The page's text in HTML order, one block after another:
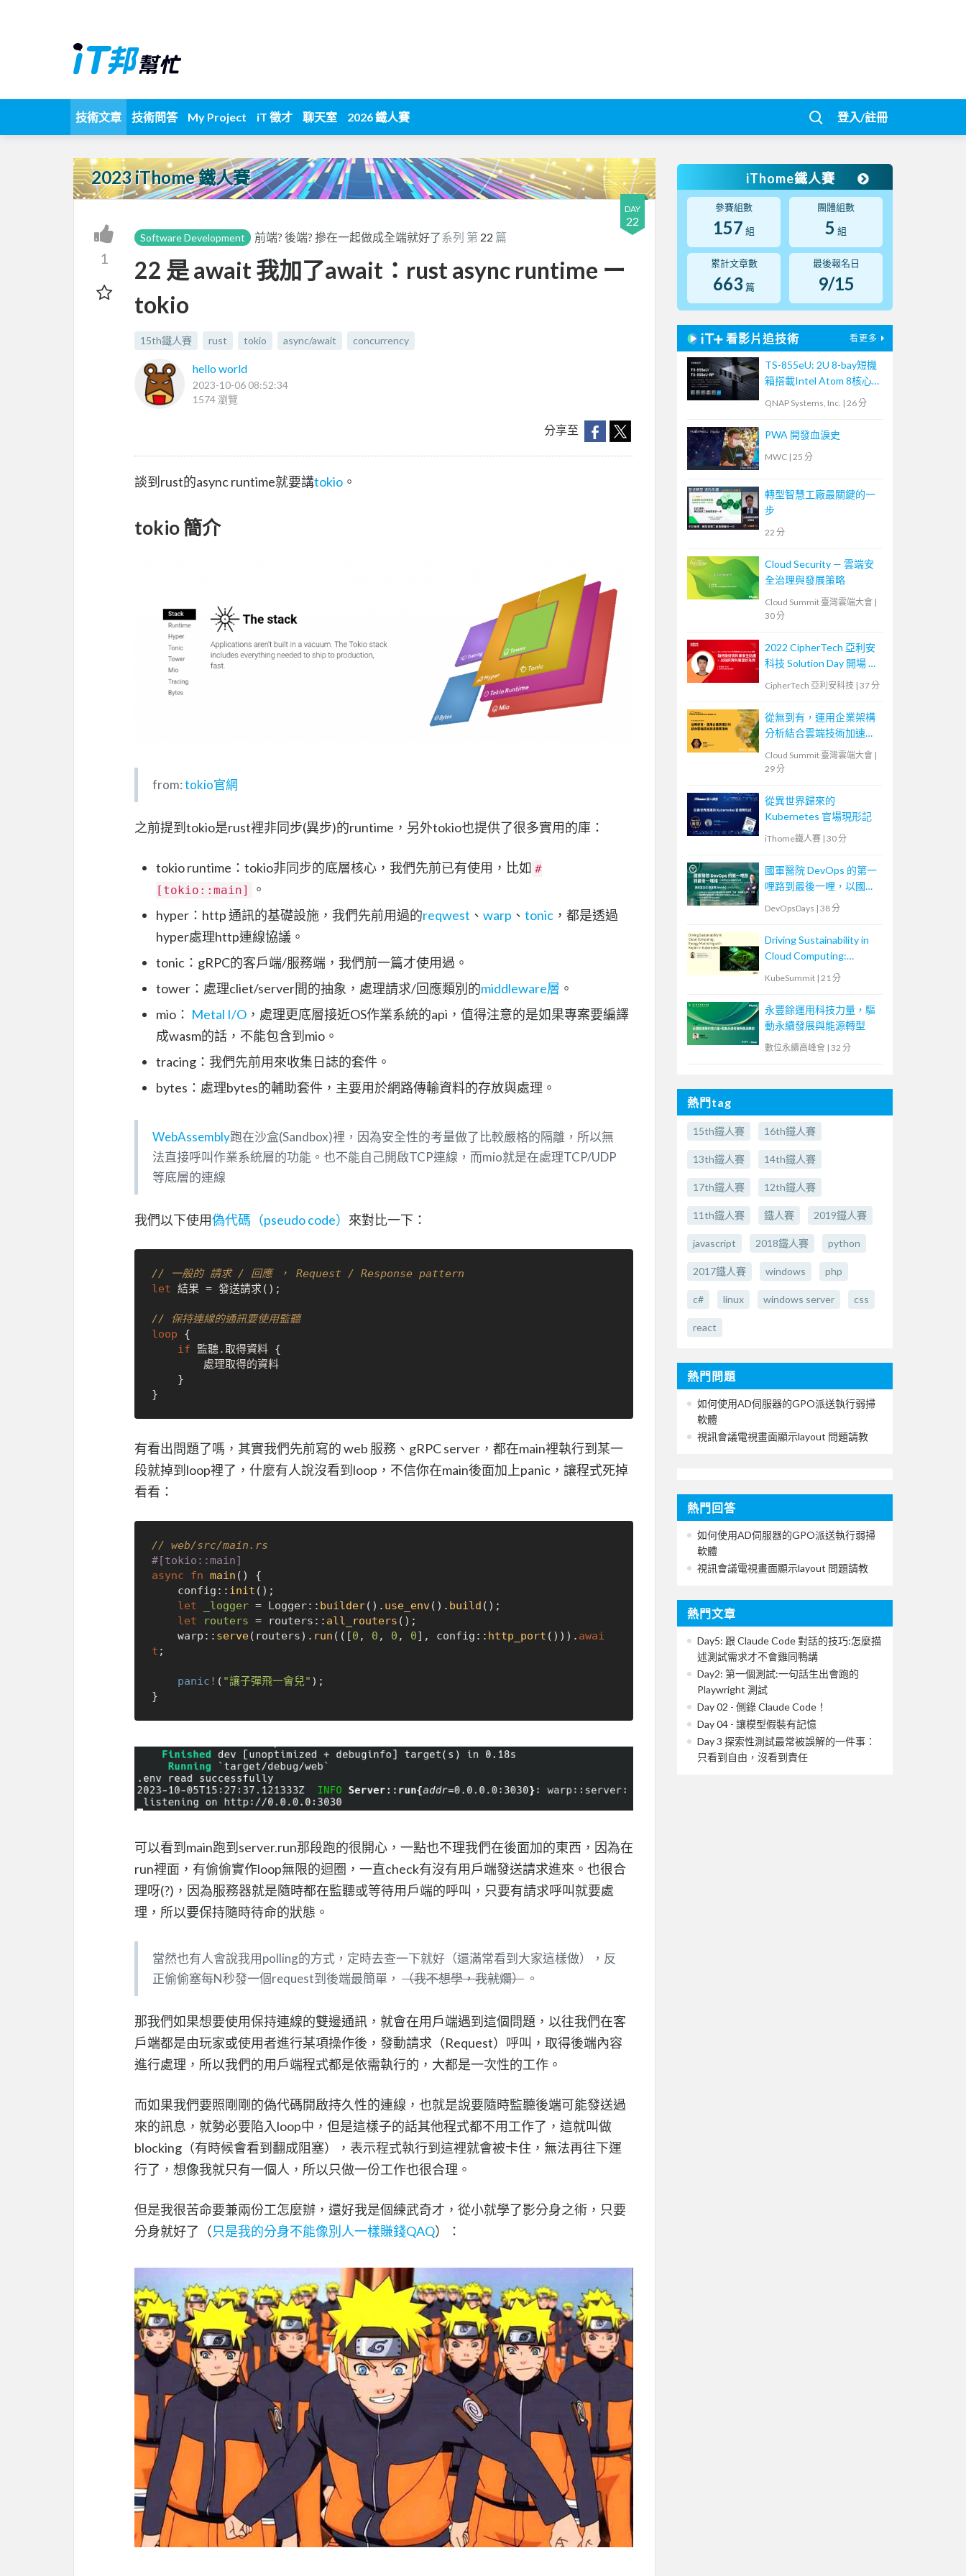
技術文章 技術問答 My Project iT 徵才 聊天室 2026 鐵人賽 登入/註冊
2023 iThome 鐵人賽
DAY
22
1
Software Development 前端? 後端? 摻在一起做成全端就好了系列 第 22 篇
22 是 await 我加了await：rust async runtime ー
tokio
15th鐵人賽 rust tokio async/await concurrency
hello world
2023-10-06 08:52:34
1574 瀏覽
分享至
談到rust的async runtime就要講tokio 。
tokio 簡介
from:tokio官網
之前提到tokio是rust裡非同步(異步)的runtime，另外tokio也提供了很多實用的庫：
tokio runtime：tokio非同步的底層核心，我們先前已有使用，比如 #
[tokio::main]
。
hyper：http 通訊的基礎設施，我們先前用過的reqwest 、 warp 、 tonic ，都是透過
hyper處理http連線協議。
tonic：gRPC的客戶端/服務端，我們前一篇才使用過。
tower：處理cliet/server間的抽象，處理請求/回應類別的middleware層 。
mio： Metal I/O ，處理更底層接近OS作業系統的api，值得注意的是如果專案要編譯
成wasm的話，不能包含到mio。
tracing：我們先前用來收集日誌的套件。
bytes：處理bytes的輔助套件，主要用於網路傳輸資料的存放與處理。
WebAssembly跑在沙盒(Sandbox)裡，因為安全性的考量做了比較嚴格的隔離，所以無
法直接呼叫作業系統層的功能。也不能自己開啟TCP連線，而mio就是在處理TCP/UDP
等底層的連線
我們以下使用偽代碼（pseudo code） 來對比一下：
// 一般的 請求 / 回應 ， Request / Response pattern
let 結果 = 發送請求();
// 保持連線的通訊要使用監聽
loop {
if 監聽.取得資料 {
有看出問題了嗎，其實我們先前寫的 web 服務、gRPC server，都在main裡執行到某一
段就掉到loop裡了，什麼有人說沒看到loop，不信你在main後面加上panic，讓程式死掉
看看：
// web/src/main.rs
#[tokio::main]
async
fn main () {
    config::
init ();
let
_logger = Logger:: builder(). use_env(). build ();
let
routers = routers:: all_routers ();
    warp::
serve(routers). run (([0 , 0 , 0 , 0], config:: http_port ())). awai
t ;
panic! ( "讓子彈飛一會兒" );
可以看到main跑到server.run那段跑的很開心，一點也不理我們在後面加的東西，因為在
run裡面，有偷偷實作loop無限的迴圈，一直check有沒有用戶端發送請求進來。也很合
理呀(?)，因為服務器就是隨時都在監聽或等待用戶端的呼叫，只要有請求呼叫就要處
理，所以要保持隨時待命的狀態。
當然也有人會說我用polling的方式，定時去查一下就好（還滿常看到大家這樣做），反
正偷偷塞每N秒發一個request到後端最簡單， （我不想學，我就爛） 。
那我們如果想要使用保持連線的雙邊通訊，就會在用戶端遇到這個問題，以往我們在客
戶端都是由玩家或使用者進行某項操作後，發動請求（Request）呼叫，取得後端內容
進行處理，所以我們的用戶端程式都是依需執行的，大都是一次性的工作。
而如果我們要照剛剛的偽代碼開啟持久性的連線，也就是說要隨時監聽後端可能發送過
來的訊息，就勢必要陷入loop中，但是這樣子的話其他程式都不用工作了，這就叫做
blocking（有時候會看到翻成阻塞），表示程式執行到這裡就會被卡住，無法再往下運
行了，想像我就只有一個人，所以只做一份工作也很合理。
但是我很苦命要兼兩份工怎麼辦，還好我是個練武奇才，從小就學了影分身之術，只要
分身就好了（只是我的分身不能像別人一樣賺錢QAQ）：
iThome鐵人賽
參賽組數
157 組
團體組數
5 組
累計文章數
663 篇
最後報名日
9/15
看影片追技術 看更多
TS-855eU: 2U 8-bay短機
箱搭載Intel Atom 8核心
NVMe SSD、PCIe Gen 3
可擴充25GbE高速網路
QNAP Systems, Inc. | 26 分
PWA 開發血淚史
MWC | 25 分
轉型智慧工廠最關鍵的一
步
22 分
Cloud Security — 雲端安
全治理與發展策略
Cloud Summit 臺灣雲端大會 |
30 分
2022 CipherTech 亞利安
科技 Solution Day 開場 &
議程 - 如何做好資料庫安
診為例
CipherTech 亞利安科技 | 37 分
從無到有，運用企業架構
分析結合雲端技術加速業
Cloud Summit 臺灣雲端大會 |
29 分
從異世界歸來的
Kubernetes 官場現形記
iThome鐵人賽 | 30 分
國軍醫院 DevOps 的第一
哩路到最後一哩，以國軍
高雄總醫院為例
DevOpsDays | 38 分
Driving Sustainability in
Cloud Computing:
Energy Monitoring with
KubeSummit | 21 分
永豐餘運用科技力量，驅
動永續發展與能源轉型
數位永續高峰會 | 32 分
熱門tag
15th鐵人賽 16th鐵人賽
13th鐵人賽 14th鐵人賽
17th鐵人賽 12th鐵人賽
11th鐵人賽 鐵人賽 2019鐵人賽
javascript 2018鐵人賽 python
2017鐵人賽 windows php
c# linux windows server css
react
熱門問題
如何使用AD伺服器的GPO派送執行弱掃
軟體
視訊會議電視畫面顯示layout 問題請教
熱門回答
如何使用AD伺服器的GPO派送執行弱掃
軟體
視訊會議電視畫面顯示layout 問題請教
熱門文章
Day5: 跟 Claude Code 對話的技巧:怎麼描
述測試需求才不會雞同鴨講
Day2: 第一個測試:一句話生出會跑的
Playwright 測試
Day 02 - 側錄 Claude Code！
Day 04 - 讓模型假裝有記憶
Day 3 探索性測試最常被誤解的一件事：
只看到自由，沒看到責任